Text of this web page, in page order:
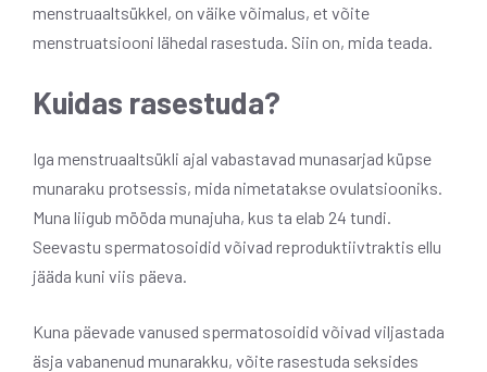
menstruaaltsükkel, on väike võimalus, et võite
menstruatsiooni lähedal rasestuda. Siin on, mida teada.
Kuidas rasestuda?
Iga menstruaaltsükli ajal vabastavad munasarjad küpse
munaraku protsessis, mida nimetatakse ovulatsiooniks.
Muna liigub mööda munajuha, kus ta elab 24 tundi.
Seevastu spermatosoidid võivad reproduktiivtraktis ellu
jääda kuni viis päeva.
Kuna päevade vanused spermatosoidid võivad viljastada
äsja vabanenud munarakku, võite rasestuda seksides